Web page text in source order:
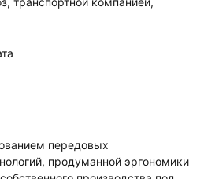
передовых
продуманной эргономики